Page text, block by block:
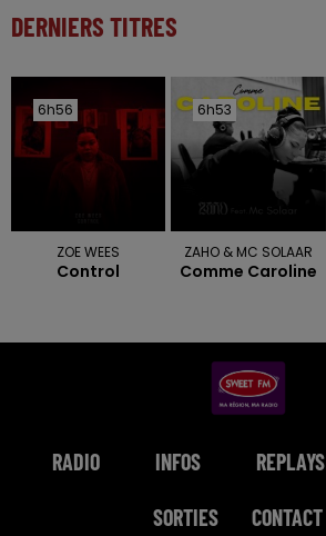
DERNIERS TITRES
6h56
6h56
ZOE WEES
Control
6h53
6h53
ZAHO & MC SOLAAR
Comme Caroline
RADIO INFOS REPLAYS
SORTIES CONTACT